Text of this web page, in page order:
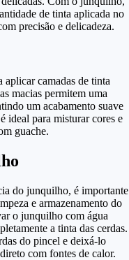
de tinta aplicada no
precisão e delicadeza.
camadas de tinta
macias permitem uma
um acabamento suave
ideal para misturar cores e
guache.
do junquilho, é importante
e armazenamento do
o junquilho com água
a tinta das cerdas.
do pincel e deixá-lo
com fontes de calor.